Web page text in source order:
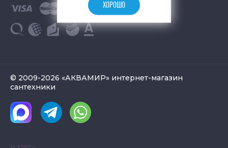
© 2009-2026 «АКВАМИР» интернет-магазин
сантехники
ХОРОШО